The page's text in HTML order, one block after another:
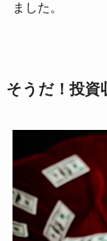
ました。
そうだ！投資